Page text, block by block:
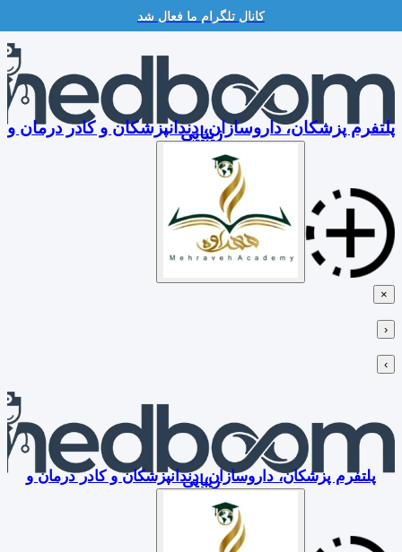
کانال تلگرام ما فعال شد
Skip
content
پلتفرم پزشکان، داروسازان، دندانپزشکان و کادر درمان و
زیبایی
×
‹
›
پلتفرم پزشکان، داروسازان، دندانپزشکان و کادر درمان و
زیبایی